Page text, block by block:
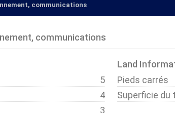
communications
communications
5
4
3
Land
Pieds carrés
Superficie du